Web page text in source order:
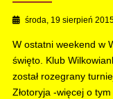
środa, 19 sierpień
W ostatni weekend w
święto. Klub
został rozegrany
Złotoryja -więcej o